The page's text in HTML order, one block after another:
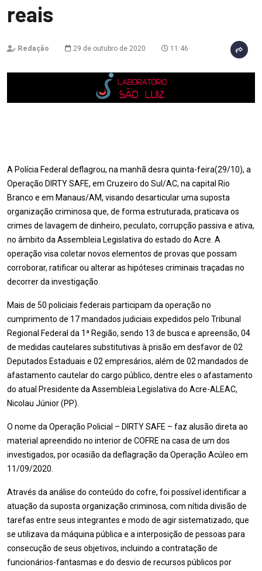
reais
Redação 29 de outubro de 2020 11:46
A Polícia Federal deflagrou, na manhã desra quinta-feira(29/10), a
Operação DIRTY SAFE, em Cruzeiro do Sul/AC, na capital Rio
Branco e em Manaus/AM, visando desarticular uma suposta
organização criminosa que, de forma estruturada, praticava os
crimes de lavagem de dinheiro, peculato, corrupção passiva e ativa,
no âmbito da Assembleia Legislativa do estado do Acre. A
operação visa coletar novos elementos de provas que possam
corroborar, ratificar ou alterar as hipóteses criminais traçadas no
decorrer da investigação.
Mais de 50 policiais federais participam da operação no
cumprimento de 17 mandados judiciais expedidos pelo Tribunal
Regional Federal da 1ª Região, sendo 13 de busca e apreensão, 04
de medidas cautelares substitutivas à prisão em desfavor de 02
Deputados Estaduais e 02 empresários, além de 02 mandados de
afastamento cautelar do cargo público, dentre eles o afastamento
do atual Presidente da Assembleia Legislativa do Acre-ALEAC,
Nicolau Júnior (PP).
O nome da Operação Policial – DIRTY SAFE – faz alusão direta ao
material apreendido no interior de COFRE na casa de um dos
investigados, por ocasião da deflagração da Operação Acúleo em
11/09/2020.
Através da análise do conteúdo do cofre, foi possível identificar a
atuação da suposta organização criminosa, com nítida divisão de
tarefas entre seus integrantes e modo de agir sistematizado, que
se utilizava da máquina pública e a interposição de pessoas para
consecução de seus objetivos, incluindo a contratação de
funcionários-fantasmas e do desvio de recursos públicos por